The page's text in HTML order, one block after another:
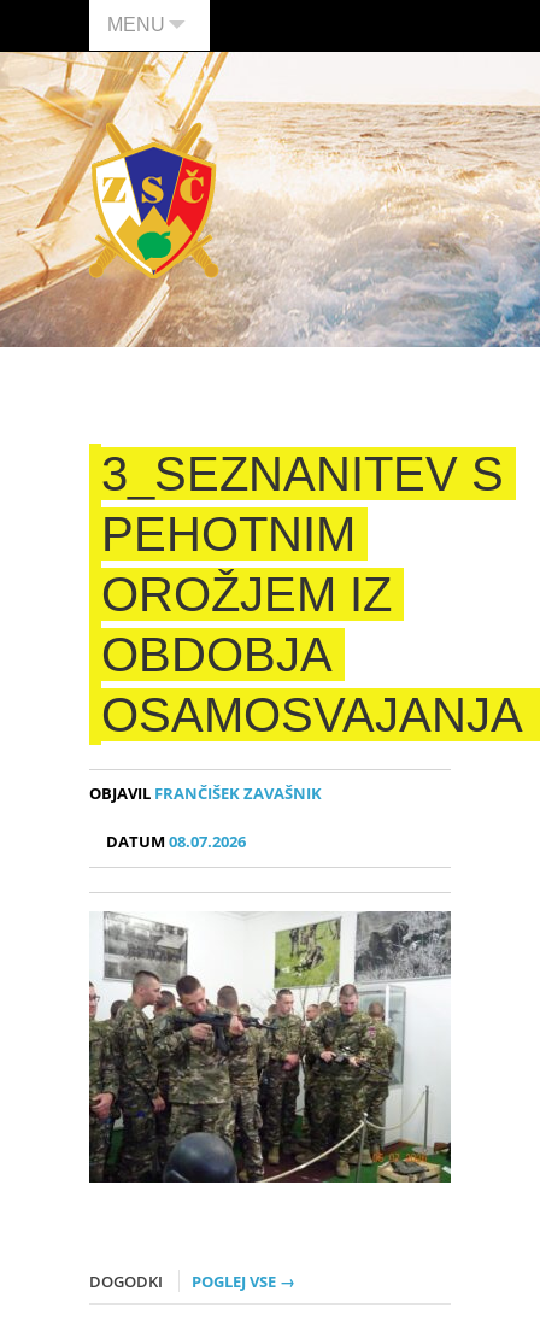
MENU
3_SEZNANITEV S
PEHOTNIM
OROŽJEM IZ
OBDOBJA
OSAMOSVAJANJA
OBJAVIL FRANČIŠEK ZAVAŠNIK
DATUM08.07.2026
DOGODKI POGLEJ VSE →